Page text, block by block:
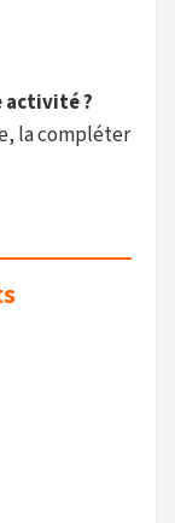
activité ?
la compléter